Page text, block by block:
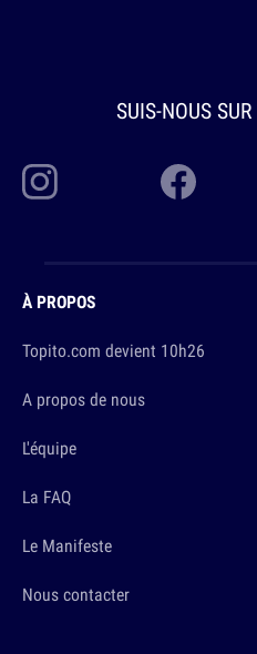
SUIS-NOUS SUR
À PROPOS
Topito.com devient 10h26
A propos de nous
L'équipe
La FAQ
Le Manifeste
Nous contacter